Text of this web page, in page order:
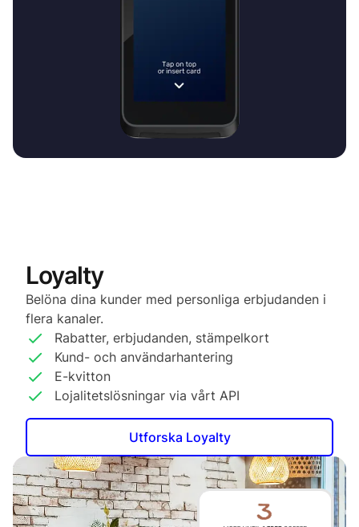
Loyalty
Belöna dina kunder med personliga erbjudanden i
flera kanaler.
Rabatter, erbjudanden, stämpelkort
Kund- och användarhantering
E-kvitton
Lojalitetslösningar via vårt API
Utforska Loyalty